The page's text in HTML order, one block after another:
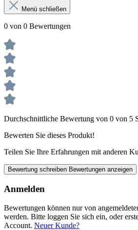
Menü schließen
0 von 0 Bewertungen
Durchschnittliche Bewertung von 0 von 5
Bewerten Sie dieses Produkt!
Teilen Sie Ihre Erfahrungen mit anderen
Bewertung schreiben Bewertungen anzeigen
Anmelden
Bewertungen können nur von
werden. Bitte loggen Sie sich ein, oder
Account. Neuer Kunde?